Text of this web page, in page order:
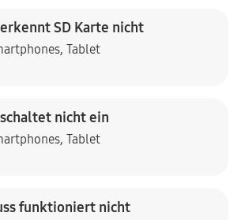
SD Karte nicht
, Tablet
nicht ein
, Tablet
funktioniert nicht